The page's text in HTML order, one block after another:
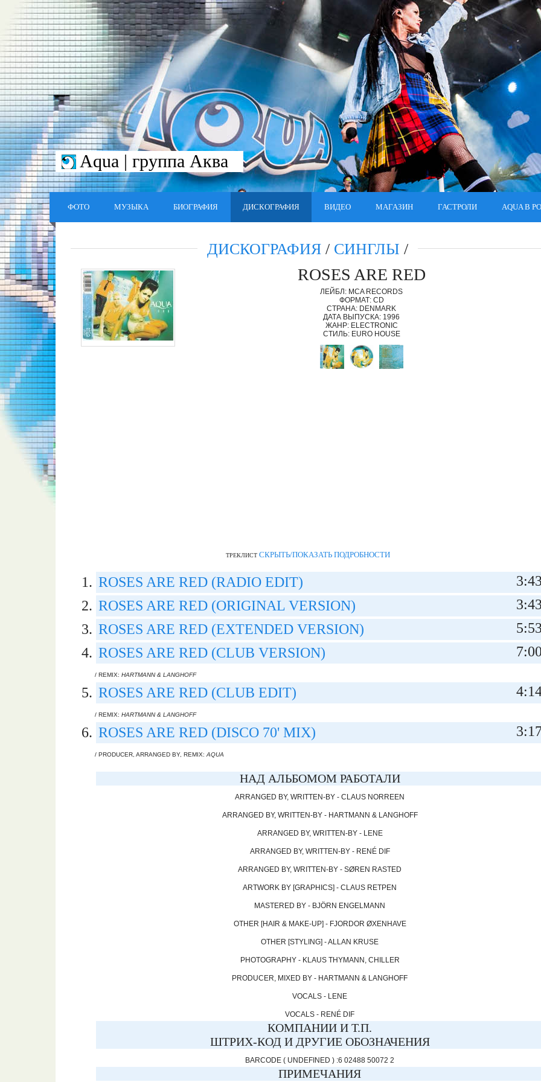
Aqua | группа Аква
ФОТО МУЗЫКА БИОГРАФИЯ ДИСКОГРАФИЯ ВИДЕО МАГАЗИН ГАСТРОЛИ AQUA В
ДИСКОГРАФИЯ / СИНГЛЫ /
ROSES ARE RED
ЛЕЙБЛ: MCA RECORDS
ФОРМАТ: CD
СТРАНА: DENMARK
ДАТА ВЫПУСКА: 1996
ЖАНР: ELECTRONIC
СТИЛЬ: EURO HOUSE
ТРЕКЛИСТ СКРЫТЬ/ПОКАЗАТЬ ПОДРОБНОСТИ
ROSES ARE RED (RADIO EDIT)
3:43
ROSES ARE RED (ORIGINAL VERSION)
3:43
ROSES ARE RED (EXTENDED VERSION)
5:53
ROSES ARE RED (CLUB VERSION)
7:00
/ REMIX: HARTMANN & LANGHOFF
ROSES ARE RED (CLUB EDIT)
/ REMIX: HARTMANN & LANGHOFF
ROSES ARE RED (DISCO 70' MIX)
/ PRODUCER, ARRANGED BY, REMIX: AQUA
НАД АЛЬБОМОМ РАБОТАЛИ
ARRANGED BY, WRITTEN-BY - CLAUS NORREEN
ARRANGED BY, WRITTEN-BY - HARTMANN & LANGHOFF
ARRANGED BY, WRITTEN-BY - LENE
ARRANGED BY, WRITTEN-BY - RENÉ DIF
ARRANGED BY, WRITTEN-BY - SØREN RASTED
ARTWORK BY [GRAPHICS] - CLAUS RETPEN
MASTERED BY - BJÖRN ENGELMANN
OTHER [HAIR & MAKE-UP] - FJORDOR ØXENHAVE
OTHER [STYLING] - ALLAN KRUSE
PHOTOGRAPHY - KLAUS THYMANN, CHILLER
PRODUCER, MIXED BY - HARTMANN & LANGHOFF
VOCALS - LENE
VOCALS - RENÉ DIF
КОМПАНИИ И Т.П.
ШТРИХ-КОД И ДРУГИЕ ОБОЗНАЧЕНИЯ
BARCODE ( UNDEFINED ) :6 02488 50072 2
ПРИМЕЧАНИЯ